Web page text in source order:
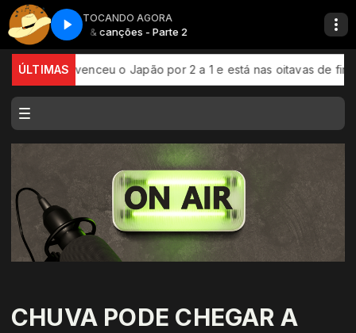
TOCANDO AGORA
Raízes & canções - Parte 2 Raízes &
ÚLTIMAS
venceu o Japão por 2 a 1 e está nas oitavas de final da
CHUVA PODE CHEGAR A